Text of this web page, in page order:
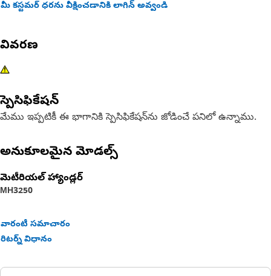
మీ కస్టమర్ ధరను వీక్షించడానికి లాగిన్ అవ్వండి
వివరణ
స్పెసిఫికేషన్
మేము ఇప్పటికీ ఈ భాగానికి స్పెసిఫికేషన్‌ను జోడించే పనిలో ఉన్నాము.
అనుకూలమైన మోడల్స్
మెటీరియల్ హ్యాండ్లర్
MH3250
వారంటీ సమాచారం
రిటర్న్ విధానం